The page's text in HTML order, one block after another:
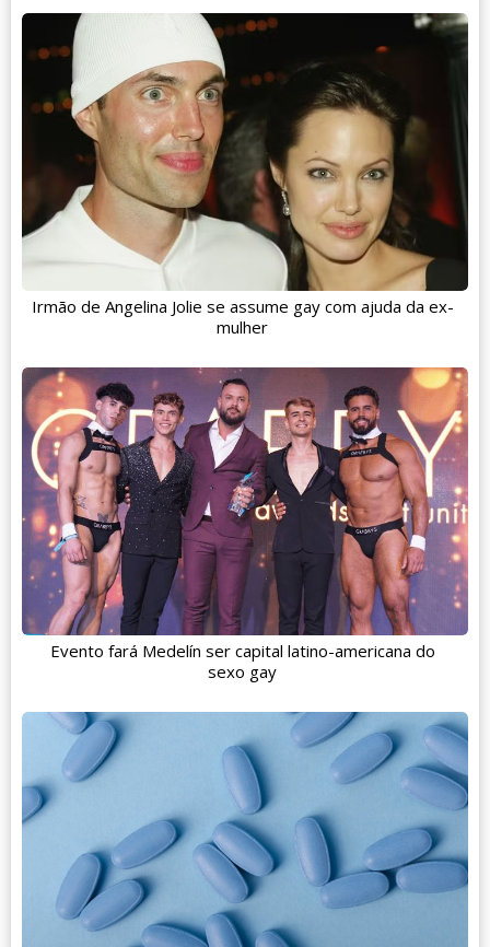
Irmão de Angelina Jolie se assume gay com ajuda da ex-
mulher
Evento fará Medelín ser capital latino-americana do
sexo gay